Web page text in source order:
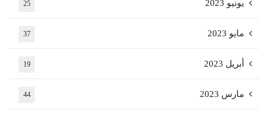
يونيو 2023 25
مايو 2023 37
أبريل 2023 19
مارس 2023 44